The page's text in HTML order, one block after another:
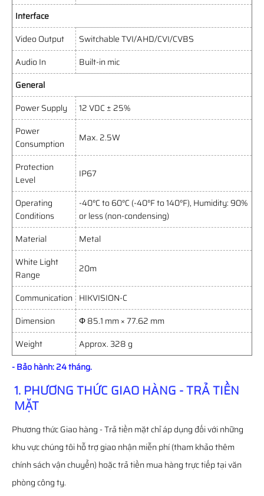
Interface
Video Output
Switchable TVI/AHD/CVI/CVBS
Audio In
Built-in mic
General
Power Supply
12 VDC ± 25%
Power
Consumption
Max. 2.5W
Protection
Level
IP67
Operating
Conditions
-40°C to 60°C (-40°F to 140°F), Humidity: 90%
or less (non-condensing)
Material
Metal
White Light
Range
20m
Communication HIKVISION-C
Dimension
Φ 85.1 mm × 77.62 mm
Weight
Approx. 328 g
- Bảo hành: 24 tháng.
1. PHƯƠNG THỨC GIAO HÀNG - TRẢ TIỀN
MẶT
Phương thức Giao hàng - Trả tiền mặt chỉ áp dụng đối với những
khu vực chúng tôi hỗ trợ giao nhận miễn phí (tham khảo thêm
chính sách vận chuyển) hoặc trả tiền mua hàng trực tiếp tại văn
phòng công ty.